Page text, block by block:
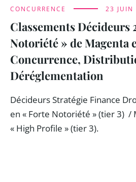
CONCURRENCE 23 JUIN
Classements Décideurs
Notoriété » de Magenta
Concurrence,
Déréglementation
Décideurs Stratégie Finance
en « Forte Notoriété » (tier 3) /
« High Profile » (tier 3).